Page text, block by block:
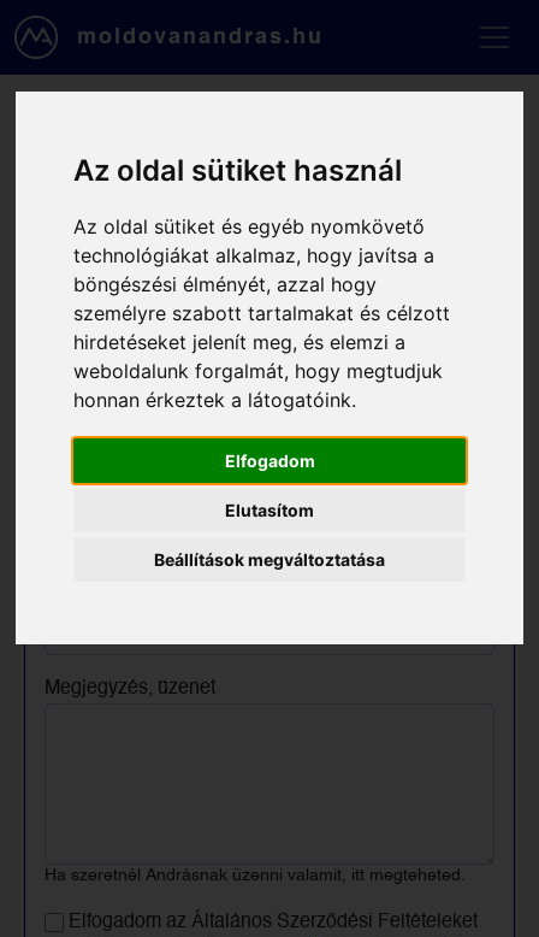
Az oldal sütiket használ
Az oldal sütiket és egyéb nyomkövető
technológiákat alkalmaz, hogy javítsa a
böngészési élményét, azzal hogy
személyre szabott tartalmakat és célzott
hirdetéseket jelenít meg, és elemzi a
weboldalunk forgalmát, hogy megtudjuk
honnan érkeztek a látogatóink.
Elfogadom
Elutasítom
Beállítások megváltoztatása
Ugrás a tartalomra
moldovanandras.hu
- 15:00
Kapcsolattartási adataid
Email
Telefonszámod
Megjegyzés, üzenet
Ha szeretnél Andrásnak üzenni valamit, itt megteheted.
Elfogadom az Általános Szerződési Feltételeket